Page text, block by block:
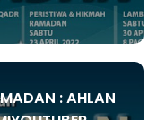
: AHLAN